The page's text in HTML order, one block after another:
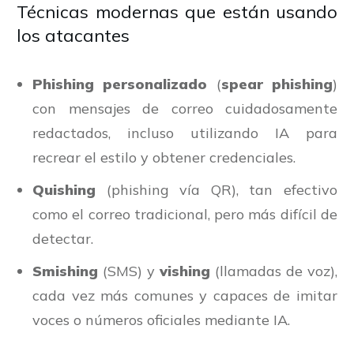
Técnicas modernas que están usando
los atacantes
Phishing personalizado (spear phishing)
con mensajes de correo cuidadosamente
redactados, incluso utilizando IA para
recrear el estilo y obtener credenciales.
Quishing (phishing vía QR), tan efectivo
como el correo tradicional, pero más difícil de
detectar.
Smishing (SMS) y vishing (llamadas de voz),
cada vez más comunes y capaces de imitar
voces o números oficiales mediante IA.